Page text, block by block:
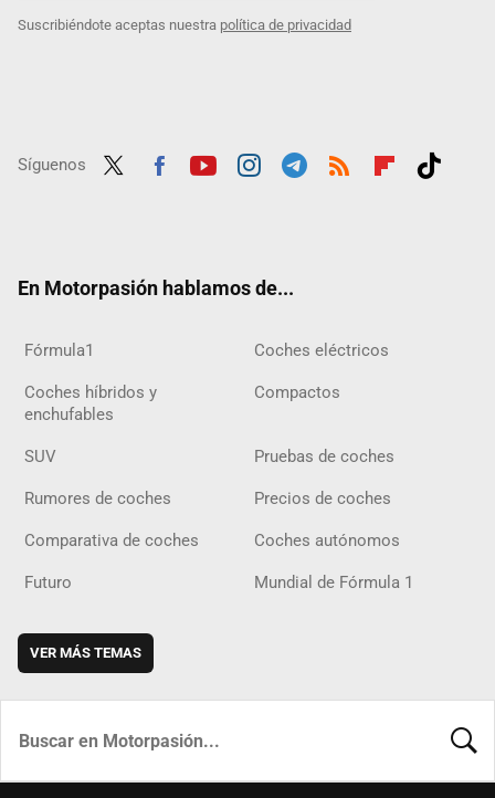
Suscribiéndote aceptas nuestra política de privacidad
Síguenos
En Motorpasión hablamos de...
Fórmula1 Coches eléctricos
Coches híbridos y
enchufables
Compactos
SUV Pruebas de coches
Rumores de coches Precios de coches
Comparativa de coches Coches autónomos
Futuro Mundial de Fórmula 1
VER MÁS TEMAS